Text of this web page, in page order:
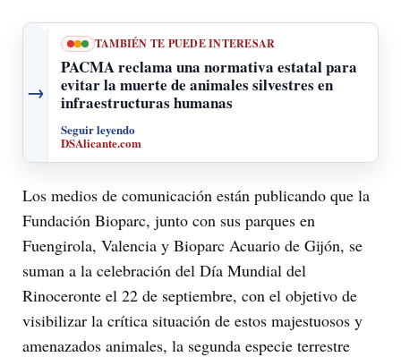
→
TAMBIÉN TE PUEDE INTERESAR
PACMA reclama una normativa estatal para
evitar la muerte de animales silvestres en
infraestructuras humanas
Seguir leyendo
DSAlicante.com
Los medios de comunicación están publicando que la
Fundación Bioparc, junto con sus parques en
Fuengirola, Valencia y Bioparc Acuario de Gijón, se
suman a la celebración del Día Mundial del
Rinoceronte el 22 de septiembre, con el objetivo de
visibilizar la crítica situación de estos majestuosos y
amenazados animales, la segunda especie terrestre